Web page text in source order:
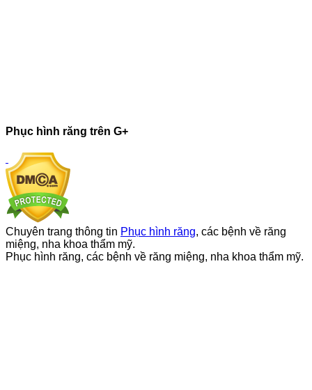
Phục hình răng trên G+
Chuyên trang thông tin Phục hình răng, các bệnh về răng
miệng, nha khoa thẩm mỹ.
Phục hình răng, các bệnh về răng miệng, nha khoa thẩm mỹ.